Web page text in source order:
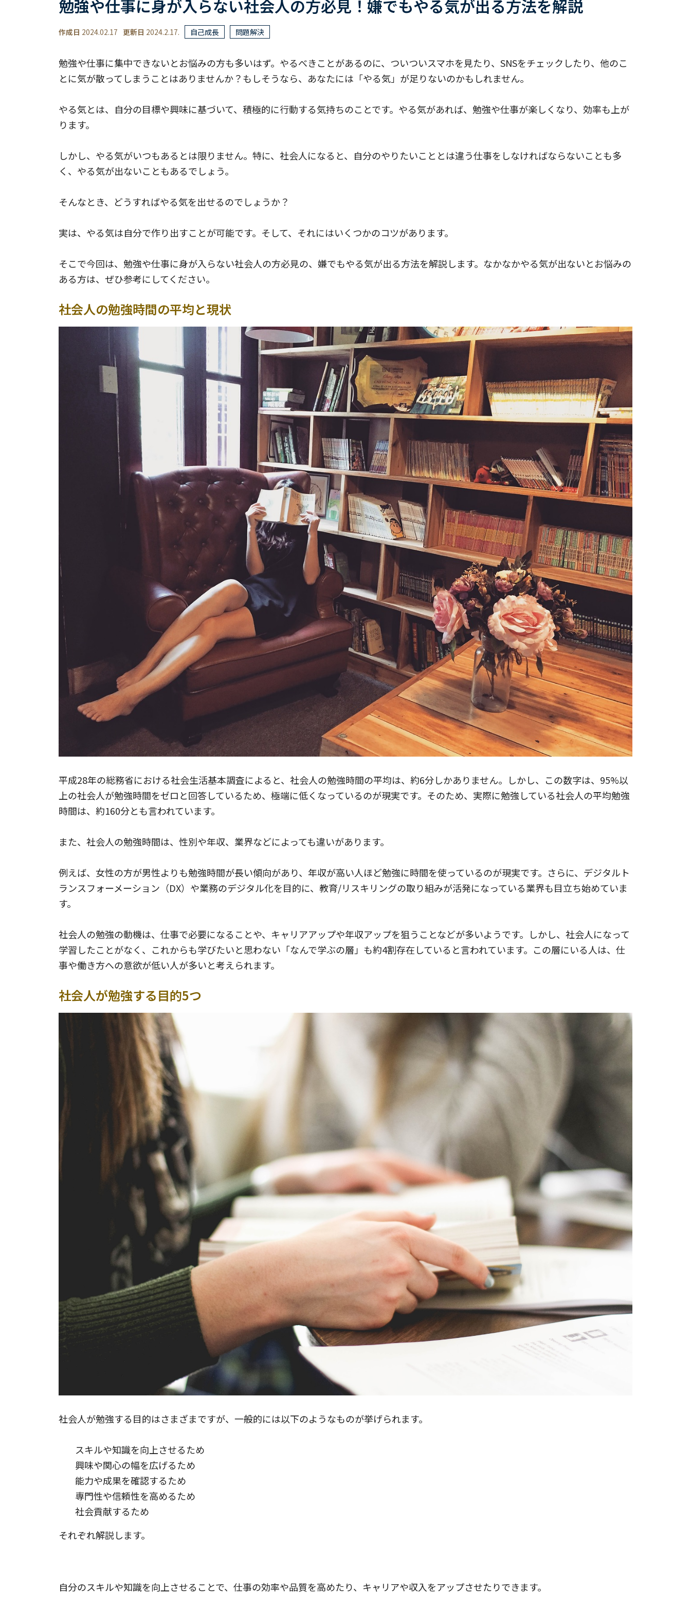
勉強や仕事に身が入らない社会人の方必見！嫌でもやる気が出る方法を解説
作成日 2024.02.17 更新日 2024.2.17. 自己成長 問題解決
勉強や仕事に集中できないとお悩みの方も多いはず。やるべきことがあるのに、ついついスマホを見たり、SNSをチェックしたり、他のこ
とに気が散ってしまうことはありませんか？もしそうなら、あなたには「やる気」が足りないのかもしれません。
やる気とは、自分の目標や興味に基づいて、積極的に行動する気持ちのことです。やる気があれば、勉強や仕事が楽しくなり、効率も上が
ります。
しかし、やる気がいつもあるとは限りません。特に、社会人になると、自分のやりたいこととは違う仕事をしなければならないことも多
く、やる気が出ないこともあるでしょう。
そんなとき、どうすればやる気を出せるのでしょうか？
実は、やる気は自分で作り出すことが可能です。そして、それにはいくつかのコツがあります。
そこで今回は、勉強や仕事に身が入らない社会人の方必見の、嫌でもやる気が出る方法を解説します。なかなかやる気が出ないとお悩みの
ある方は、ぜひ参考にしてください。
社会人の勉強時間の平均と現状
平成28年の総務省における社会生活基本調査によると、社会人の勉強時間の平均は、約6分しかありません。しかし、この数字は、95%以
上の社会人が勉強時間をゼロと回答しているため、極端に低くなっているのが現実です。そのため、実際に勉強している社会人の平均勉強
時間は、約160分とも言われています。
また、社会人の勉強時間は、性別や年収、業界などによっても違いがあります。
例えば、女性の方が男性よりも勉強時間が長い傾向があり、年収が高い人ほど勉強に時間を使っているのが現実です。さらに、デジタルト
ランスフォーメーション（DX）や業務のデジタル化を目的に、教育/リスキリングの取り組みが活発になっている業界も目立ち始めていま
す。
社会人の勉強の動機は、仕事で必要になることや、キャリアアップや年収アップを狙うことなどが多いようです。しかし、社会人になって
学習したことがなく、これからも学びたいと思わない「なんで学ぶの層」も約4割存在していると言われています。この層にいる人は、仕
事や働き方への意欲が低い人が多いと考えられます。
社会人が勉強する目的5つ
社会人が勉強する目的はさまざまですが、一般的には以下のようなものが挙げられます。
スキルや知識を向上させるため
興味や関心の幅を広げるため
能力や成果を確認するため
専門性や信頼性を高めるため
社会貢献するため
それぞれ解説します。
自分のスキルや知識を向上させることで、仕事の効率や品質を高めたり、キャリアや収入をアップさせたりできます。